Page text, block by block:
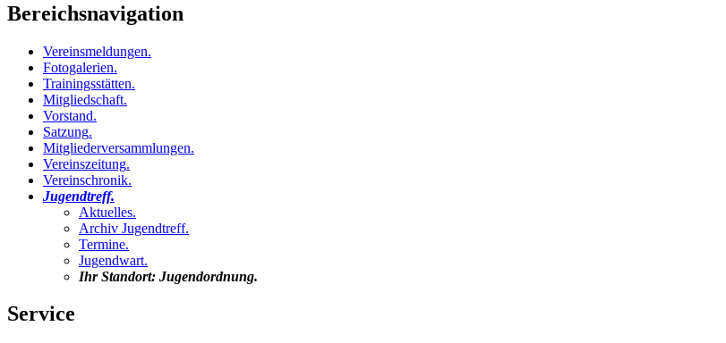
Bereichsnavigation
Vereinsmeldungen.
Fotogalerien.
Trainingsstätten.
Mitgliedschaft.
Vorstand.
Satzung.
Mitgliederversammlungen.
Vereinszeitung.
Vereinschronik.
Jugendtreff.
Aktuelles.
Archiv Jugendtreff.
Termine.
Jugendwart.
Ihr Standort: Jugendordnung.
Service